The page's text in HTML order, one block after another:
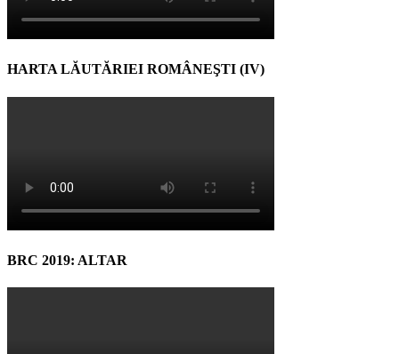
HARTA LĂUTĂRIEI ROMÂNEŞTI (IV)
BRC 2019: ALTAR